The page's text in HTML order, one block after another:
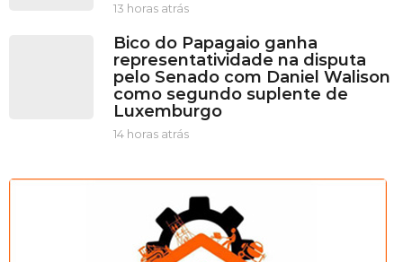
t
á
s
13 horas atrás1
h
o
r
a
s
á
s
Bico do Papagaio ganha
representatividade na disputa
pelo Senado com Daniel Walison
como segundo suplente de
Luxemburgo
14 horas atrás1
o
r
a
s
a